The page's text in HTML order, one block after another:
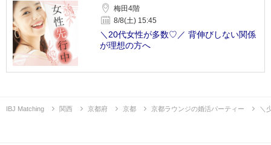
梅田4階
8/8(土) 15:45
＼20代女性が多数♡／ 背伸びしない関係
が理想の方へ
IBJ Matching 関西 京都府 京都 京都ラウンジの婚活パーティー ＼